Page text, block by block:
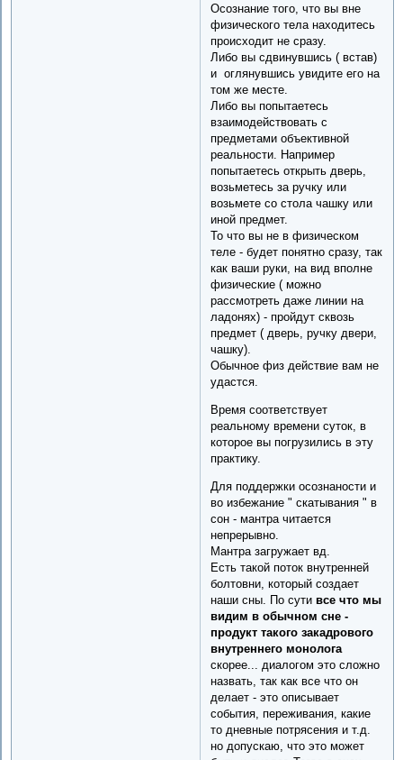
Осознание того, что вы вне
физического тела находитесь
происходит не сразу.
Либо вы сдвинувшись ( встав)
и оглянувшись увидите его на
том же месте.
Либо вы попытаетесь
взаимодействовать с
предметами объективной
реальности. Например
попытаетесь открыть дверь,
возьметесь за ручку или
возьмете со стола чашку или
иной предмет.
То что вы не в физическом
теле - будет понятно сразу, так
как ваши руки, на вид вполне
физические ( можно
рассмотреть даже линии на
ладонях) - пройдут сквозь
предмет ( дверь, ручку двери,
чашку).
Обычное физ действие вам не
удастся.
Время соответствует
реальному времени суток, в
которое вы погрузились в эту
практику.
Для поддержки осознаности и
во избежание " скатывания " в
сон - мантра читается
непрерывно.
Мантра загружает вд.
Есть такой поток внутренней
болтовни, который создает
наши сны. По сутивсе что мы
видим в обычном сне -
продукт такого закадрового
внутреннего монолога
скорее... диалогом это сложно
назвать, так как все что он
делает - это описывает
события, переживания, какие
то дневные потрясения и т.д.
но допускаю, что это может